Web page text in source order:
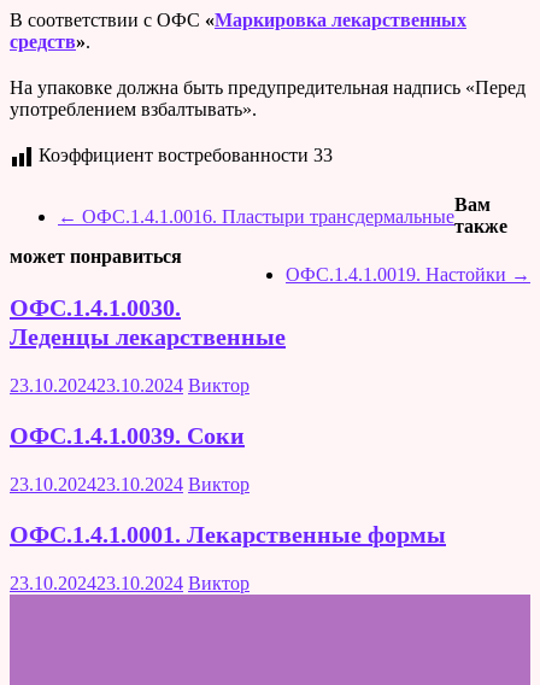
В соответствии с ОФС «Маркировка лекарственных
средств».
На упаковке должна быть предупредительная надпись «Перед
употреблением взбалтывать».
Коэффициент востребованности 33
← ОФС.1.4.1.0016. Пластыри трансдермальные
ОФС.1.4.1.0019. Настойки →
Вам
также
может понравиться
ОФС.1.4.1.0030.
Леденцы лекарственные
23.10.202423.10.2024 Виктор
ОФС.1.4.1.0039. Соки
23.10.202423.10.2024 Виктор
ОФС.1.4.1.0001. Лекарственные формы
23.10.202423.10.2024 Виктор